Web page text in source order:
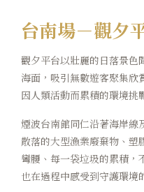
台南場－觀夕
觀夕平台以壯麗的日落景色
海面，吸引無數遊客聚集欣
因人類活動而累積的環境挑
煙波台南館同仁沿著海岸線
散落的大型漁業廢棄物、塑
彎腰、每一袋垃圾的累積，
也在過程中感受到守護環境